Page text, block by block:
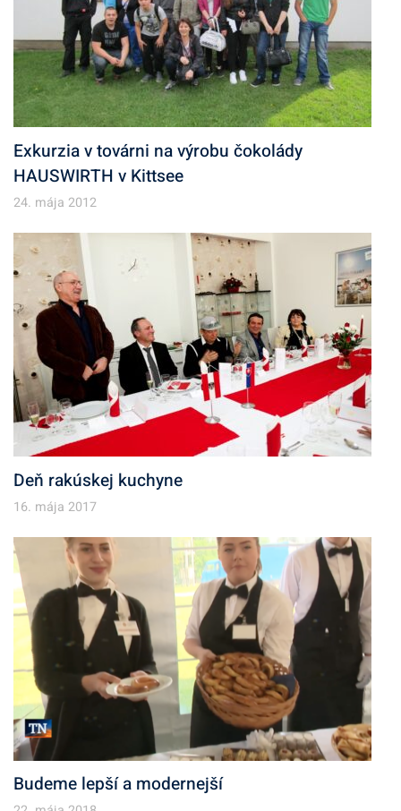
Exkurzia v továrni na výrobu čokolády
HAUSWIRTH v Kittsee
24. mája 2012
Deň rakúskej kuchyne
16. mája 2017
Budeme lepší a modernejší